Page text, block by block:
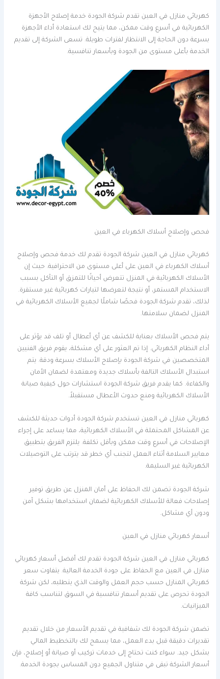
كهربائي منازل في العين تقدم شركة الجودة خدمة إصلاح الأجهزة
الكهربائية في أسرع وقت ممكن، مما يتيح لك استعادة أداء الأجهزة
بسرعة دون الحاجة إلى الانتظار لفترات طويلة. تسعى الشركة إلى تقديم
الخدمة بأعلى مستوى من الجودة وبأسعار تنافسية.
فحص وإصلاح أسلاك الكهرباء في العين
كهربائي منازل في العين شركة الجودة تقدم لك خدمة فحص وإصلاح
أسلاك الكهرباء في العين على أعلى مستوى من الاحترافية. حيث إن
الأسلاك الكهربائية في المنزل تتعرض أحيانًا للتمزق أو التآكل بسبب
الاستخدام المستمر، أو نتيجة لتعرضها لتيارات كهربائية غير مستقرة.
لذلك، تقدم شركة الجودة فحصًا شاملًا لجميع الأسلاك الكهربائية في
المنزل لضمان سلامتها.
يتم فحص الأسلاك بعناية للكشف عن أي أعطال أو تلف قد يؤثر على
أداء النظام الكهربائي. إذا تم العثور على أي مشكلة، يقوم فريق الفنيين
المتخصصين في شركة الجودة بإصلاح الأسلاك بسرعة ودقة. يتم
استبدال الأسلاك التالفة بأسلاك جديدة ومعتمدة لضمان الأمان
والكفاءة. كما يقدم فريق شركة الجودة استشارات حول كيفية صيانة
الأسلاك الكهربائية ومنع حدوث الأعطال مستقبلاً.
كهربائي منازل في العين تستخدم شركة الجودة أدوات حديثة للكشف
عن المشاكل المحتملة في الأسلاك الكهربائية، مما يساعد على إجراء
الإصلاحات في أسرع وقت ممكن وبأقل تكلفة. يلتزم الفريق بتطبيق
معايير السلامة أثناء العمل لتجنب أي خطر قد يترتب على التوصيلات
الكهربائية غير السليمة.
شركة الجودة تضمن لك الحفاظ على أمان المنزل عن طريق توفير
إصلاحات فعالة للأسلاك الكهربائية لضمان استخدامها بشكل آمن
ودون أي مشاكل.
أسعار كهربائي منازل في العين
كهربائي منازل في العين شركة الجودة تقدم لك أفضل أسعار كهربائي
منازل في العين مع الحفاظ على جودة الخدمة العالية. يتفاوت سعر
كهربائي المنازل حسب حجم العمل والوقت الذي يتطلبه، لكن شركة
الجودة تحرص على تقديم أسعار تنافسية في السوق لتناسب كافة
الميزانيات.
تضمن شركة الجودة لك شفافية في تقديم الأسعار من خلال تقديم
تقديرات دقيقة قبل بدء العمل، مما يسمح لك بالتخطيط المالي
بشكل جيد. سواء كنت تحتاج إلى خدمات تركيب أو صيانة أو إصلاح، فإن
أسعار الشركة تبقى في متناول الجميع دون المساس بجودة الخدمة.